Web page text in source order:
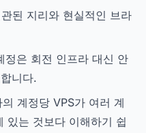
된 지리와 현실적인 브라
정은 회전 인프라 대신 안
니다.
의 계정당 VPS가 여러 계
있는 것보다 이해하기 쉽